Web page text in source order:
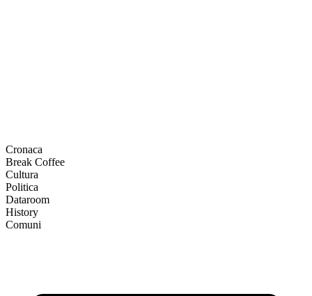
Cronaca
Break Coffee
Cultura
Politica
Dataroom
History
Comuni